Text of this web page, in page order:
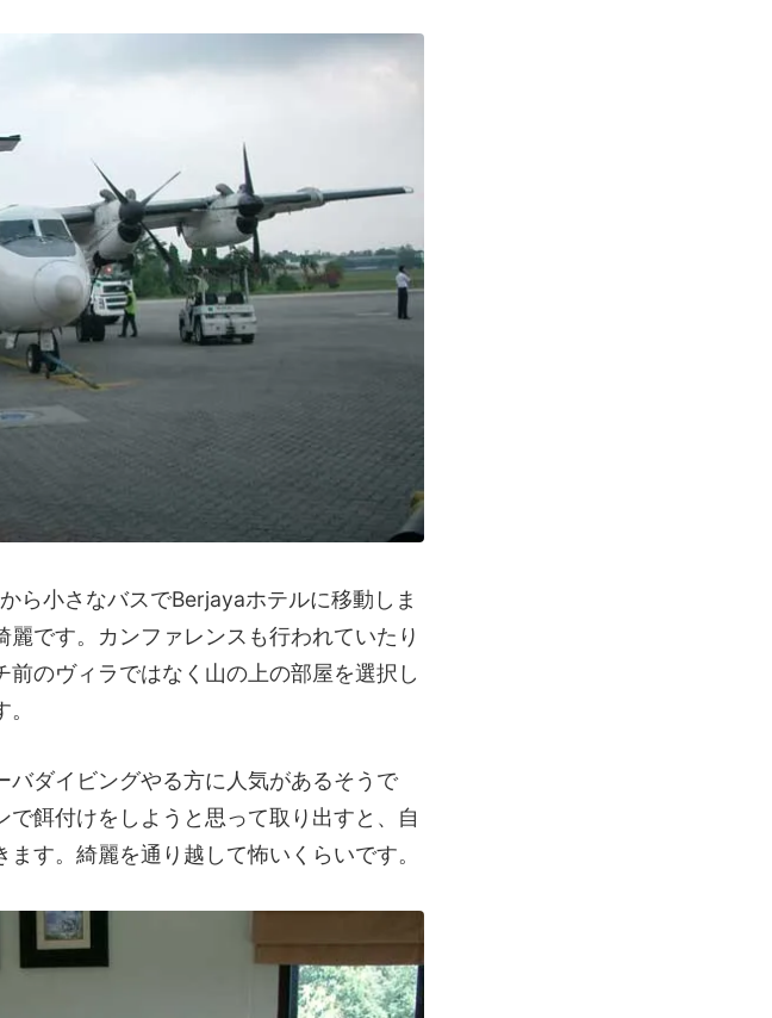
ら小さなバスでBerjayaホテルに移動しま
です。カンファレンスも行われていたり
のヴィラではなく山の上の部屋を選択し
ダイビングやる方に人気があるそうで
餌付けをしようと思って取り出すと、自
す。綺麗を通り越して怖いくらいです。